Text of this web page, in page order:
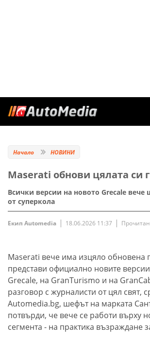
Начало НОВИНИ
Maserati обнови цялата си
Всички версии на новото Grecale вече
от суперкола
Екип Automedia 18.06.2026 11:37
Maserati вече има изцяло обновена
представи официално новите
Grecale, на GranTurismo и на
разговор с журналисти от цял свят,
Automedia.bg, шефът на марката
потвърди, че вече се работи върху
сегмента - на практика възраждане